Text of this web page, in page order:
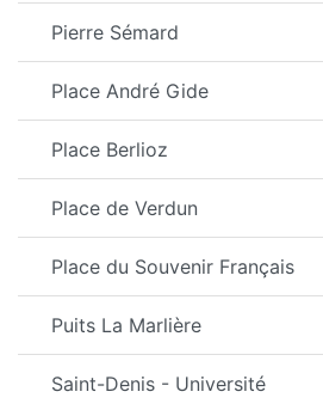
Pierre Sémard
Place André Gide
Place Berlioz
Place de Verdun
Place du Souvenir Français
Puits La Marlière
Saint-Denis - Université